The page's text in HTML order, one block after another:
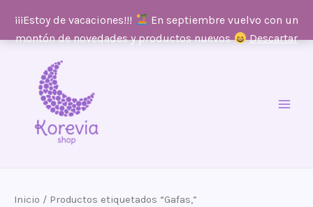
¡¡¡Estoy de vacaciones!!!
En septiembre vuelvo con un
montón de novedades y productos nuevos
Descartar
contenido
Inicio / Productos etiquetados “Gafas,”